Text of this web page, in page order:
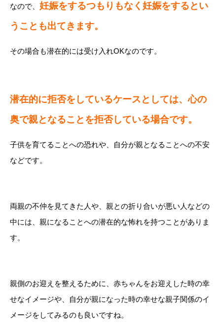
なので、 妊娠をするつもりもなく妊娠をするとい
うことも出てきます。
その場合も潜在的には受け入れOKなのです。
潜在的に拒否をしているケースとしては、心の
奥で親となることを拒否している場合です。
子供を育てることへの恐れや、自分が親となることへの不安
などです。
両親の不仲を見てきた人や、親との折り合いが悪い人などの
中には、親になることへの潜在的な怖れを持つことがありま
す。
親側のお迎えを整えるために、赤ちゃんをお迎えした時の幸
せなイメージや、自分が親になった時の幸せな親子関係のイ
メージをしてみるのも良いですね。